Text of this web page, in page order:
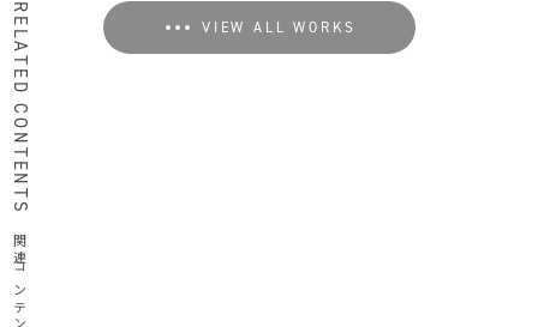
RELATED CONTENTS
関連コンテンツ
VIEW ALL WORKS